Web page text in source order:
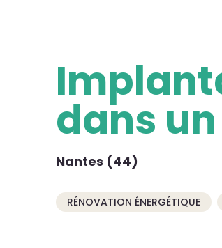
dans
Nantes (44)
RÉNOVATION ÉNERGÉTIQUE